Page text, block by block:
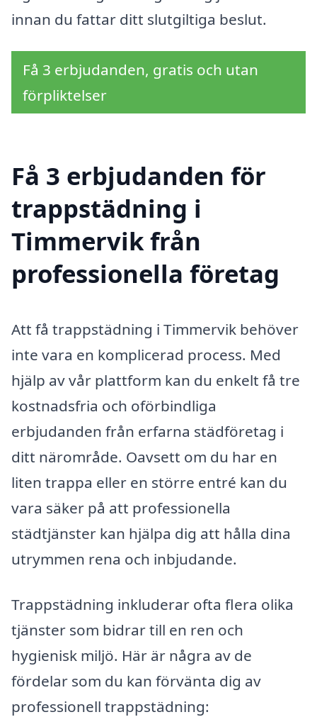
innan du fattar ditt slutgiltiga beslut.
Få 3 erbjudanden, gratis och utan
förpliktelser
Få 3 erbjudanden för
trappstädning i
Timmervik från
professionella företag
Att få trappstädning i Timmervik behöver
inte vara en komplicerad process. Med
hjälp av vår plattform kan du enkelt få tre
kostnadsfria och oförbindliga
erbjudanden från erfarna städföretag i
ditt närområde. Oavsett om du har en
liten trappa eller en större entré kan du
vara säker på att professionella
städtjänster kan hjälpa dig att hålla dina
utrymmen rena och inbjudande.
Trappstädning inkluderar ofta flera olika
tjänster som bidrar till en ren och
hygienisk miljö. Här är några av de
fördelar som du kan förvänta dig av
professionell trappstädning: